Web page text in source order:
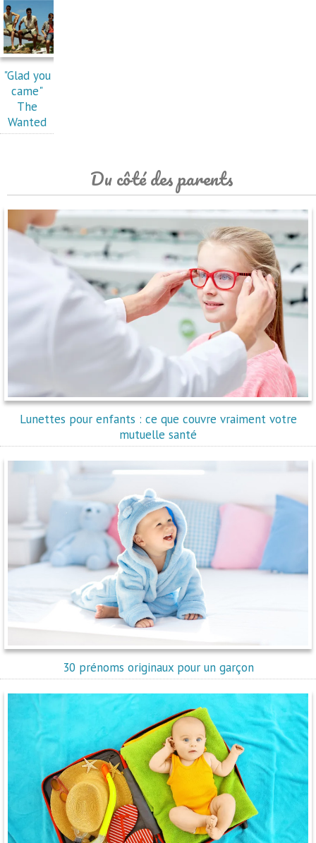
"Glad you
came"
The
Wanted
Du côté des parents
Lunettes pour enfants : ce que couvre vraiment votre
mutuelle santé
30 prénoms originaux pour un garçon